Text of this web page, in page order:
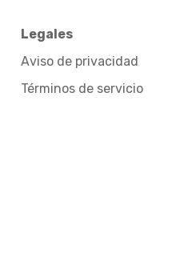
Legales
Aviso de privacidad
Términos de servicio